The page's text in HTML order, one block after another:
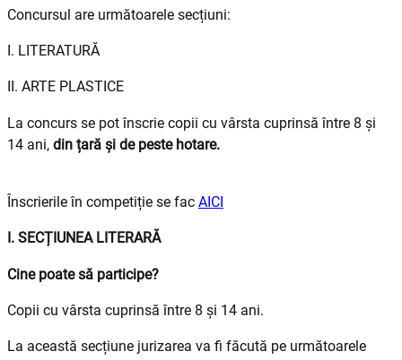
Concursul are următoarele secțiuni:
I. LITERATURĂ
II. ARTE PLASTICE
La concurs se pot înscrie copii cu vârsta cuprinsă între 8 și
14 ani, din țară și de peste hotare.
Înscrierile în competiție se fac AICI
I. SECȚIUNEA LITERARĂ
Cine poate să participe?
Copii cu vârsta cuprinsă între 8 și 14 ani.
La această secțiune jurizarea va fi făcută pe următoarele